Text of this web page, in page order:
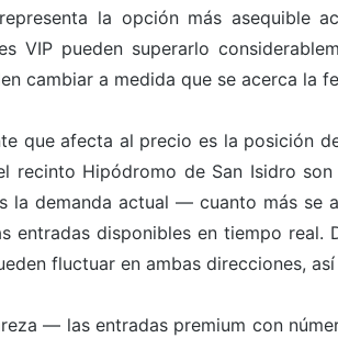
la opción más asequible
VIP pueden superarlo
cambiar a medida que se acerca la
que afecta al precio es la posición
recinto Hipódromo de San Isidro
la demanda actual — cuanto más se
entradas disponibles en tiempo real.
fluctuar en ambas direcciones,
— las entradas premium con